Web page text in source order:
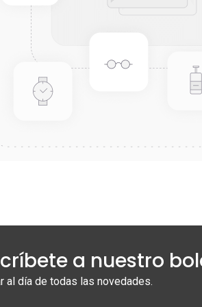
a nuestro
al día de todas las novedades.